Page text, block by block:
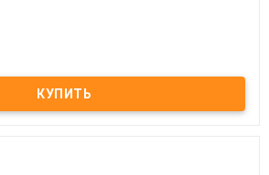
"Игровая стена"